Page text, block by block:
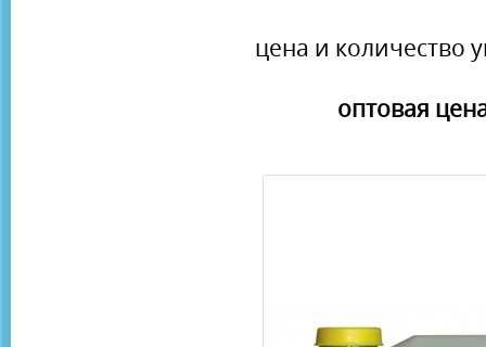
цена и количество
оптовая